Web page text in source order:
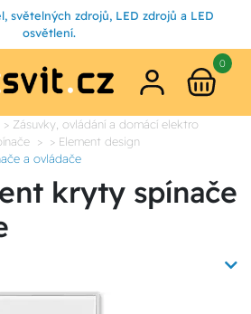
světelných zdrojů, LED zdrojů a LED
osvětlení.
0
> Zásuvky, ovládání a domácí elektro
> Element design
a ovládače
kryty spínače